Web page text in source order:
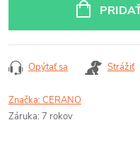
Opýtať sa Strážiť
Značka:CERANO
Záruka: 7 rokov